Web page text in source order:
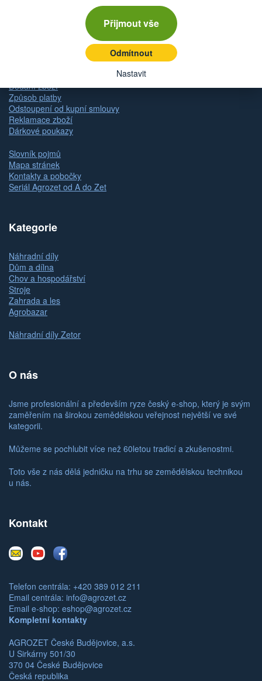
Přijmout vše
Odmítnout
Nastavit
Rychlá navigace
Zásady ochrany osobních údajů (GDPR)
Dodání zboží
Způsob platby
Odstoupení od kupní smlouvy
Reklamace zboží
Dárkové poukazy
Slovník pojmů
Mapa stránek
Kontakty a pobočky
Seriál Agrozet od A do Zet
Kategorie
Náhradní díly
Dům a dílna
Chov a hospodářství
Stroje
Zahrada a les
Agrobazar
Náhradní díly Zetor
O nás
Jsme profesionální a především ryze český e-shop, který je svým
zaměřením na širokou zemědělskou veřejnost největší ve své
kategorii.
Můžeme se pochlubit více než 60letou tradicí a zkušenostmi.
Toto vše z nás dělá jedničku na trhu se zemědělskou technikou
u nás.
Kontakt
E-
mail
YoutubeFacebook
Telefon centrála: +420 389 012 211
Email centrála: info@agrozet.cz
Email e-shop: eshop@agrozet.cz
Kompletní kontakty
AGROZET České Budějovice, a.s.
U Sirkárny 501/30
370 04 České Budějovice
Česká republika